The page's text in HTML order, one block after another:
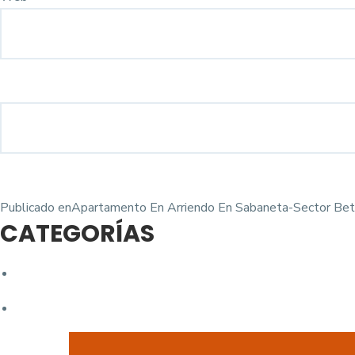
Navegación
de
entradas
Publicado enApartamento En Arriendo En Sabaneta-Sector
CATEGORÍAS